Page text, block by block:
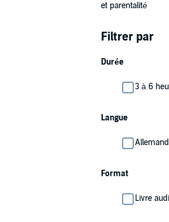
et parentalité
Filtrer par
Durée
3 à 6
Langue
Allemand
Format
Livre